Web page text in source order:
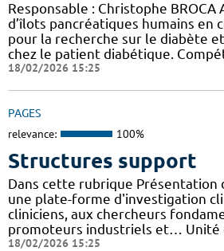
Responsable : Christophe
d’îlots pancréatiques humains en
pour la recherche sur le diabète
chez le patient diabétique.
18/02/2026 15:25
PAGES
relevance: 100%
Structures support
Dans cette rubrique Présentation
une plate-forme d'investigation
cliniciens, aux chercheurs
promoteurs industriels et… Unité
18/02/2026 15:25